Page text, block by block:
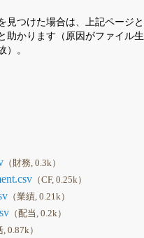
見つけた場合は、上記ページ
助かります（原因がファイル
）。
（財務, 0.3k）
（CF, 0.25k）
（業績, 0.21k）
（配当, 0.2k）
, 0.87k）